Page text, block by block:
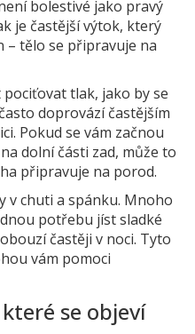
bolestivé jako pravý
je častější výtok, který
– tělo se připravuje na
tlak, jako by se
doprovází častějším
Pokud se vám začnou
dolní části zad, může to
připravuje na porod.
v chuti a spánku. Mnoho
potřebu jíst sladké
častěji v noci. Tyto
vám pomoci
se objeví